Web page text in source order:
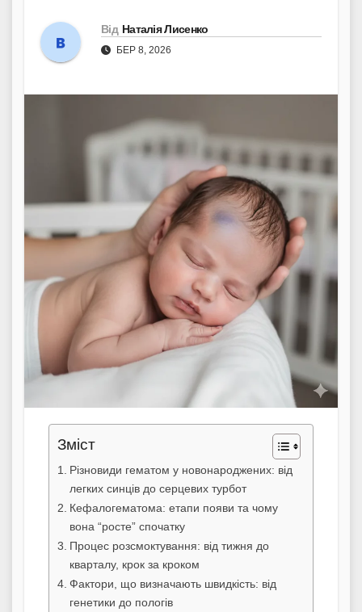
Від Наталія Лисенко
БЕР 8, 2026
Зміст
Різновиди гематом у новонароджених: від
легких синців до серцевих турбот
Кефалогематома: етапи появи та чому
вона “росте” спочатку
Процес розсмоктування: від тижня до
кварталу, крок за кроком
Фактори, що визначають швидкість: від
генетики до пологів